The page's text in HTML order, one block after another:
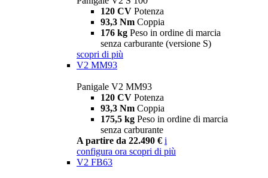
120 CV Potenza
93,3 Nm Coppia
176 kg Peso in ordine di marcia
senza carburante (versione S)
scopri di più
V2 MM93
Panigale V2 MM93
120 CV Potenza
93,3 Nm Coppia
175,5 kg Peso in ordine di marcia
senza carburante
A partire da 22.490 € i
configura ora scopri di più
V2 FB63